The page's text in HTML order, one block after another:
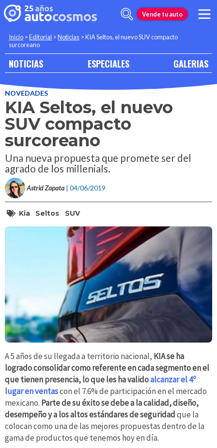
Vende tu auto
Inicio >Editorial >Noticias >KIA Seltos, el nuevo SUV compacto
surcoreano
NOTICIAS ESPECIALES GALERIAS
NOVEDADES
KIA Seltos, el nuevo
SUV compacto
surcoreano
Una nueva propuesta que promete ser del
agrado de los millenials.
Astrid Zapata | 04/06/2019
Kia Seltos SUV
A 5 años de su llegada a territorio nacional, KIA se ha
logrado consolidar como referente en cada segmento en el
que tienen presencia, lo que les ha validoalcanzar el 4º
lugar en ventascon el 7.6% de participación en el mercado
mexicano. Parte de su éxito se debe a la calidad, diseño,
desempeño y a los altos estándares de seguridadque la
colocan como una de las mejores propuestas dentro de la
gama de productos que tenemos hoy en día.